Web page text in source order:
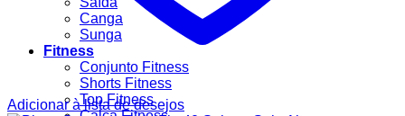
Canga
Sunga
Fitness
Conjunto Fitness
Shorts Fitness
Top Fitness
Adicionar à lista de desejos